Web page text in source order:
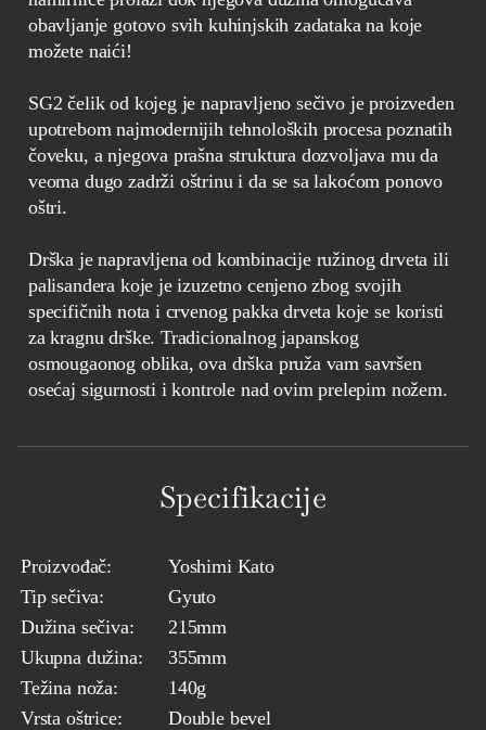
obavljanje gotovo svih kuhinjskih zadataka na koje
možete naići!
SG2 čelik od kojeg je napravljeno sečivo je proizveden
upotrebom najmodernijih tehnoloških procesa poznatih
čoveku, a njegova prašna struktura dozvoljava mu da
veoma dugo zadrži oštrinu i da se sa lakoćom ponovo
oštri.
Drška je napravljena od kombinacije ružinog drveta ili
palisandera koje je izuzetno cenjeno zbog svojih
specifičnih nota i crvenog pakka drveta koje se koristi
za kragnu drške. Tradicionalnog japanskog
osmougaonog oblika, ova drška pruža vam savršen
osećaj sigurnosti i kontrole nad ovim prelepim nožem.
Specifikacije
Proizvođač:
Yoshimi Kato
Tip sečiva:
Gyuto
Dužina sečiva:
215mm
Ukupna dužina:
355mm
Težina noža:
140g
Vrsta oštrice:
Double bevel